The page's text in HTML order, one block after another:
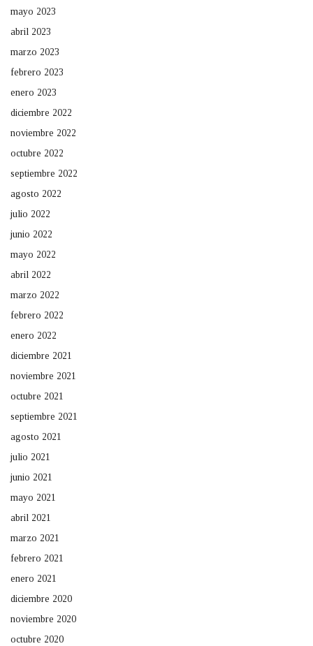
mayo 2023
abril 2023
marzo 2023
febrero 2023
enero 2023
diciembre 2022
noviembre 2022
octubre 2022
septiembre 2022
agosto 2022
julio 2022
junio 2022
mayo 2022
abril 2022
marzo 2022
febrero 2022
enero 2022
diciembre 2021
noviembre 2021
octubre 2021
septiembre 2021
agosto 2021
julio 2021
junio 2021
mayo 2021
abril 2021
marzo 2021
febrero 2021
enero 2021
diciembre 2020
noviembre 2020
octubre 2020